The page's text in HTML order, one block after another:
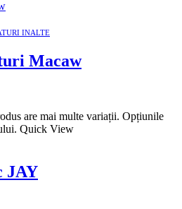
INALTE
Macaw
are mai multe variații. Opțiunile
Quick View
JAY